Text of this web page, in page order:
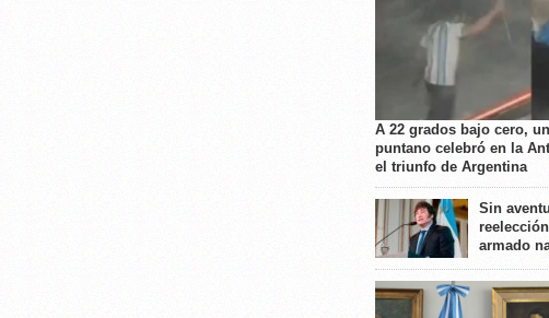
A 22 grados bajo cero, un
puntano celebró en la
el triunfo de Argentina
Sin
armado